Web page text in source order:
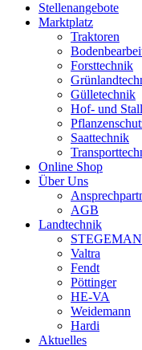
Stellenangebote
Marktplatz
Traktoren
Forsttechnik
Gülletechnik
Hof- und
Saattechnik
Online Shop
Über Uns
AGB
Landtechnik
Valtra
Fendt
Pöttinger
HE-VA
Weidemann
Hardi
Aktuelles